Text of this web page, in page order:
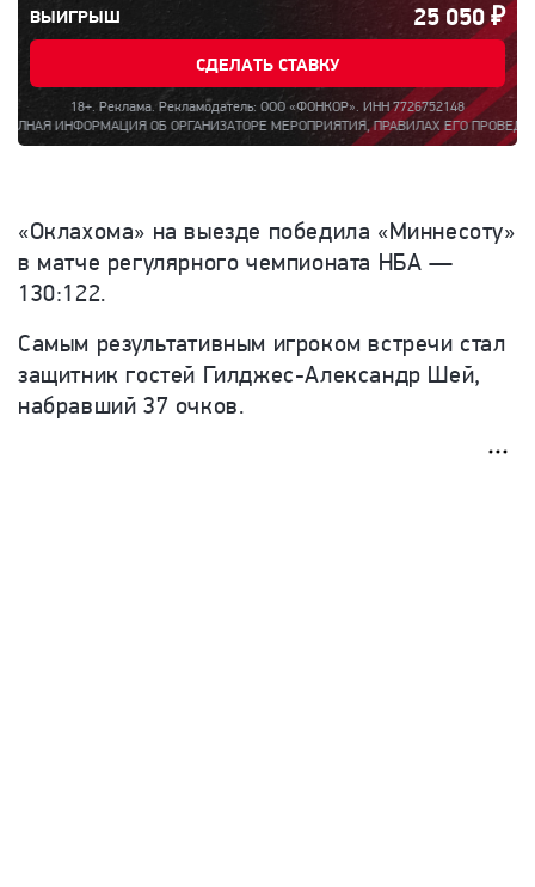
ВЫИГРЫШ 25 050₽
СДЕЛАТЬ СТАВКУ
18+. Реклама. Рекламодатель: ООО «ФОНКОР». ИНН 7726752148
ОБ ОРГАНИЗАТОРЕ МЕРОПРИЯТИЯ, ПРАВИЛАХ ЕГО
«Оклахома» на выезде победила «Миннесоту»
в матче регулярного чемпионата НБА —
130:122.
Самым результативным игроком встречи стал
защитник гостей Гилджес-Александр Шей,
набравший 37 очков.